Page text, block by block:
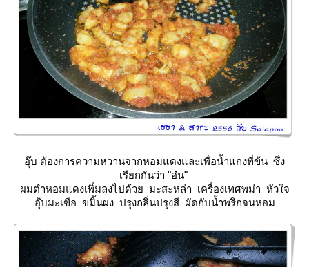
อุ๊บ ต้องการความหวานจากหอมแดงและเพื่อน้ำแกงที่ข้น ซึ่ง
เรียกกันว่า "อ๋น"
ผมตำหอมแดงเพิ่มลงไปด้วย มะสะหล่า เครื่องเทศพม่า หัวใจ
อุ๊บมะเขือ ขมิ้นผง ปรุงกลิ่นปรุงสี ผัดกับน้ำพริกจนหอม